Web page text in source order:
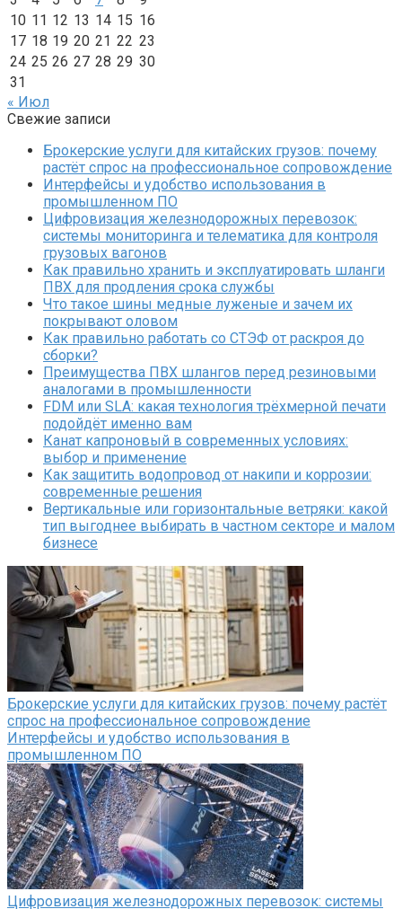
10 11 12 13 14 15 16
17 18 19 20 21 22 23
24 25 26 27 28 29 30
31
« Июл
Свежие записи
Брокерские услуги для китайских грузов: почему
растёт спрос на профессиональное сопровождение
Интерфейсы и удобство использования в
промышленном ПО
Цифровизация железнодорожных перевозок:
системы мониторинга и телематика для контроля
грузовых вагонов
Как правильно хранить и эксплуатировать шланги
ПВХ для продления срока службы
Что такое шины медные луженые и зачем их
покрывают оловом
Как правильно работать со СТЭФ от раскроя до
сборки?
Преимущества ПВХ шлангов перед резиновыми
аналогами в промышленности
FDM или SLA: какая технология трёхмерной печати
подойдёт именно вам
Канат капроновый в современных условиях:
выбор и применение
Как защитить водопровод от накипи и коррозии:
современные решения
Вертикальные или горизонтальные ветряки: какой
тип выгоднее выбирать в частном секторе и малом
бизнесе
Брокерские услуги для китайских грузов: почему растёт
спрос на профессиональное сопровождение
Интерфейсы и удобство использования в
промышленном ПО
Цифровизация железнодорожных перевозок: системы